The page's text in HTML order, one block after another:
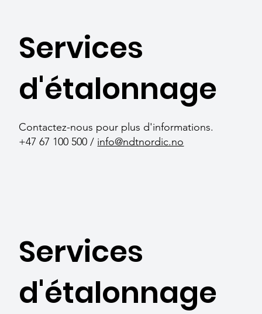
Services
d'étalonnage
Contactez-nous pour plus d'informations.
+47 67 100 500 / info@ndtnordic.no
Services
d'étalonnage